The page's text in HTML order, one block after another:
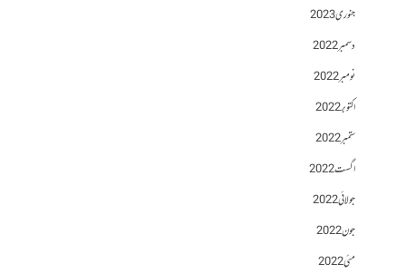
جنوری 2023
دسمبر 2022
نومبر 2022
اکتوبر 2022
ستمبر 2022
اگست 2022
جولائی 2022
جون 2022
مئی 2022